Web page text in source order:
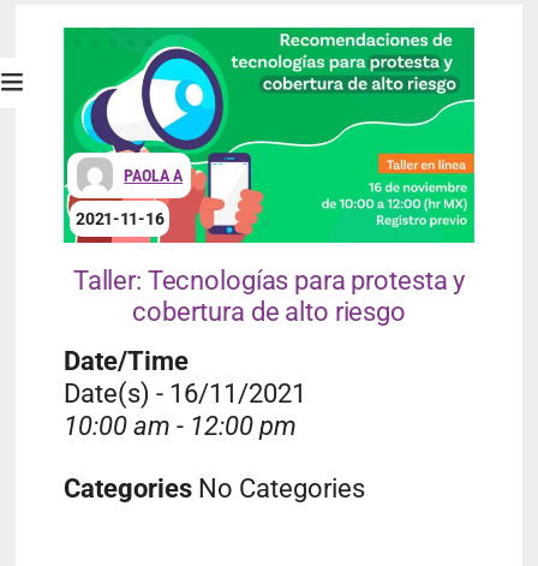
PAOLA A
2021-11-16
Taller: Tecnologías para protesta y
cobertura de alto riesgo
Date/Time
Date(s) - 16/11/2021
10:00 am - 12:00 pm
Categories No Categories